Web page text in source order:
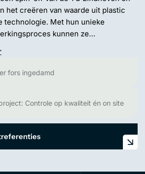
het creëren van waarde uit plastic
technologie. Met hun unieke
kunnen ze…
fors ingedamd
Controle op kwaliteit én on site